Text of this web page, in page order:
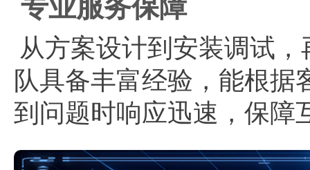
专业服务保障
从方案设计到安装调试
队具备丰富经验，能根据
到问题时响应迅速，保障